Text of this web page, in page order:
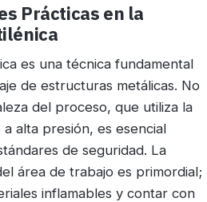
Prácticas en la
es una técnica fundamental
de estructuras metálicas. No
del proceso, que utiliza la
alta presión, es esencial
de seguridad. La
área de trabajo es primordial;
inflamables y contar con